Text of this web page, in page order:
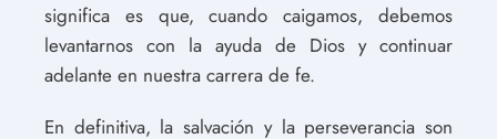
significa es que, cuando caigamos, debemos
levantarnos con la ayuda de Dios y continuar
adelante en nuestra carrera de fe.
En definitiva, la salvación y la perseverancia son